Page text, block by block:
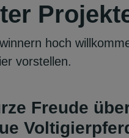
hoch
vorstellen.
Freude